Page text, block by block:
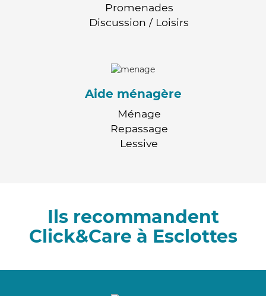
Promenades
Discussion / Loisirs
Aide ménagère
Ménage
Repassage
Lessive
Ils recommandent
Click&Care à Esclottes